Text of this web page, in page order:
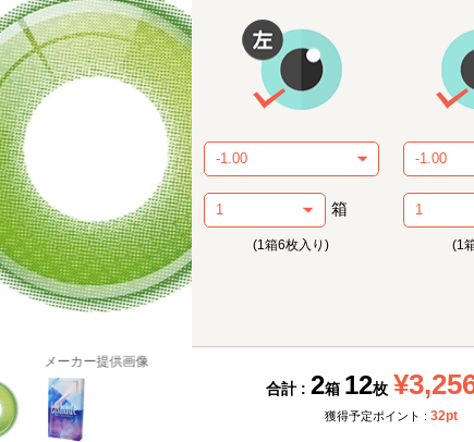
箱
(1箱6枚入り) (1
合計 : 2箱 12枚
獲得予定ポイント : 32pt